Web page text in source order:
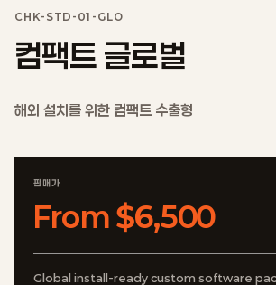
CHK-STD-01-GLO
컴팩트 글로벌
해외 설치를 위한 컴팩트 수출형
판매가
From $6,500
Global install-ready custom software